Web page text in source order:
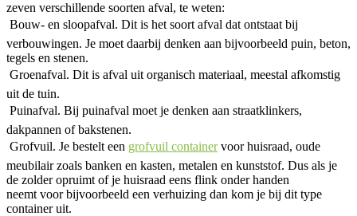
zeven verschillende soorten afval, te weten:
 Bouw- en sloopafval. Dit is het soort afval dat ontstaat bij
verbouwingen. Je moet daarbij denken aan bijvoorbeeld puin, beton,
tegels en stenen.
 Groenafval. Dit is afval uit organisch materiaal, meestal afkomstig
uit de tuin.
 Puinafval. Bij puinafval moet je denken aan straatklinkers,
dakpannen of bakstenen.
 Grofvuil. Je bestelt een grofvuil containervoor huisraad, oude
meubilair zoals banken en kasten, metalen en kunststof. Dus als je
de zolder opruimt of je huisraad eens flink onder handen
neemt voor bijvoorbeeld een verhuizing dan kom je bij dit type
container uit.